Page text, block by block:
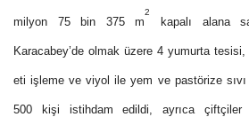
milyon 75 bin 375 m
2
kapalı alana
Karacabey’de olmak üzere 4 yumurta
eti işleme ve viyol ile yem ve pastörize
500 kişi istihdam edildi, ayrıca çiftçiler